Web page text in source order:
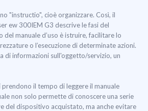
"instructio", cioè organizzare. Così, il
ew 300IEM G3 descrive le fasi del
manuale d’uso è istruire, facilitare lo
o l’esecuzione di determinate azioni.
di informazioni sull'oggetto/servizio, un
il tempo di leggere il manuale
non solo permette di conoscere una serie
del dispositivo acquistato, ma anche evitare